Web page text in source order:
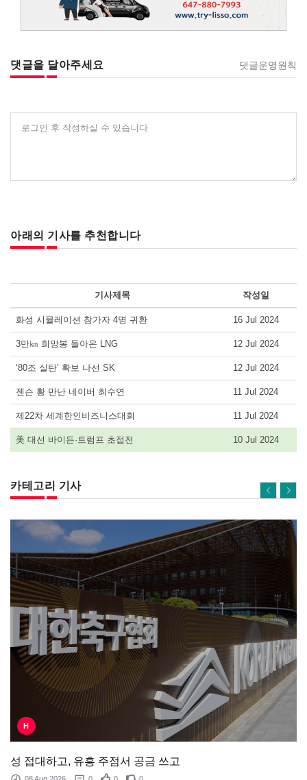
댓글을 달아주세요 댓글운영원칙
로그인 후 작성하실 수 있습니다
아래의 기사를 추천합니다
기사제목 작성일
화성 시뮬레이션 참가자 4명 귀환 16 Jul 2024
3만㎞ 희망봉 돌아온 LNG 12 Jul 2024
‘80조 실탄’ 확보 나선 SK 12 Jul 2024
젠슨 황 만난 네이버 최수연 11 Jul 2024
제22차 세계한인비즈니스대회 11 Jul 2024
美 대선 바이든·트럼프 초접전 10 Jul 2024
카테고리 기사
H
성 접대하고, 유흥 주점서 공금 쓰고